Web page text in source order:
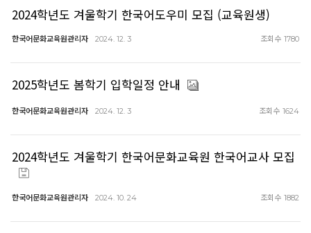
2024학년도 겨울학기 한국어도우미 모집 (교육원생)
한국어문화교육원관리자 2024. 12. 3 조회수 1780
2025학년도 봄학기 입학일정 안내
한국어문화교육원관리자 2024. 12. 3 조회수 1624
2024학년도 겨울학기 한국어문화교육원 한국어교사 모집
한국어문화교육원관리자 2024. 10. 24 조회수 1882